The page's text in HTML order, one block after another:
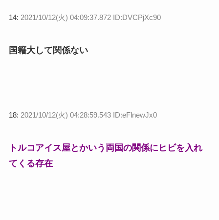
14: 2021/10/12(火) 04:09:37.872 ID:DVCPjXc90
国籍大して関係ない
18: 2021/10/12(火) 04:28:59.543 ID:eFlnewJx0
トルコアイス屋とかいう両国の関係にヒビを入れ
てくる存在